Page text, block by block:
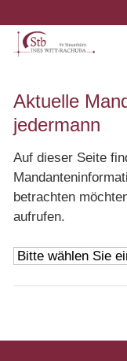
Über uns
Aktuelle
jedermann
Auf dieser Seite
betrachten
aufrufen.